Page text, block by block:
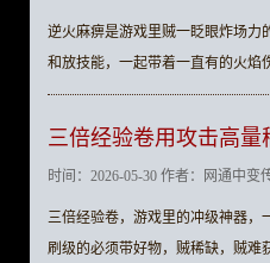
逆火麻痹是游戏里贼一眨眼炸场力
和放技能，一起带着一直有的火焰
三倍经验卷用攻击高
时间：2026-05-30 作者：网通中变
三倍经验卷，游戏里的冲级神器，
刷级的必须带好物，贼稀缺，贼难